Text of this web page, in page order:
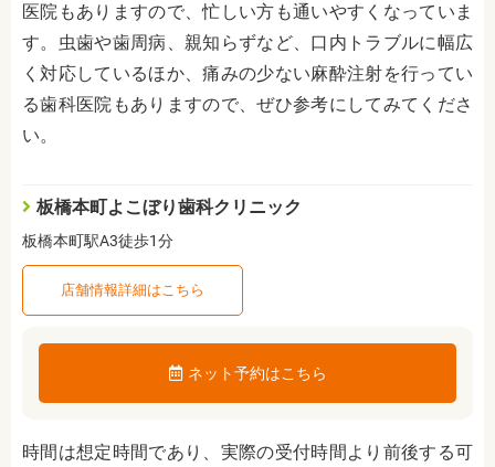
医院もありますので、忙しい方も通いやすくなっていま
す。虫歯や歯周病、親知らずなど、口内トラブルに幅広
く対応しているほか、痛みの少ない麻酔注射を行ってい
る歯科医院もありますので、ぜひ参考にしてみてくださ
い。
板橋本町よこぼり歯科クリニック
板橋本町駅A3徒歩1分
店舗情報詳細はこちら
ネット予約はこちら
時間は想定時間であり、実際の受付時間より前後する可